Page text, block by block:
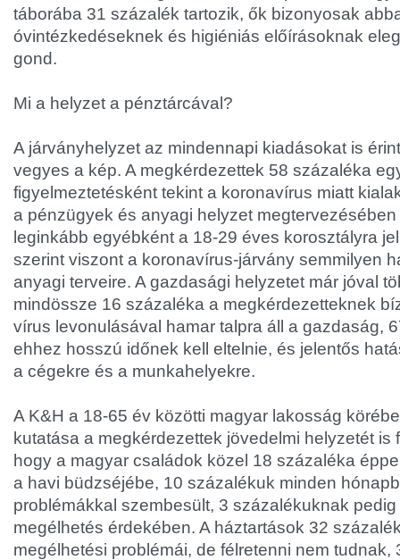
táborába 31 százalék tartozik, ők bizonyosak
óvintézkedéseknek és higiéniás előírásoknak
gond.
Mi a helyzet a pénztárcával?
A járványhelyzet az mindennapi kiadásokat is
vegyes a kép. A megkérdezettek 58 százaléka
figyelmeztetésként tekint a koronavírus miatt
a pénzügyek és anyagi helyzet
leginkább egyébként a 18-29 éves korosztályra
szerint viszont a koronavírus-járvány semmilyen
anyagi terveire. A gazdasági helyzetet már jóval
mindössze 16 százaléka a megkérdezetteknek
vírus levonulásával hamar talpra áll a gazdaság,
ehhez hosszú időnek kell eltelnie, és jelentős
a cégekre és a munkahelyekre.
A K&H a 18-65 év közötti magyar lakosság
kutatása a megkérdezettek jövedelmi helyzetét is
hogy a magyar családok közel 18 százaléka
a havi büdzséjébe, 10 százalékuk minden
problémákkal szembesült, 3 százalékuknak
megélhetés érdekében. A háztartások 32
megélhetési problémái, de félretenni nem tudnak,